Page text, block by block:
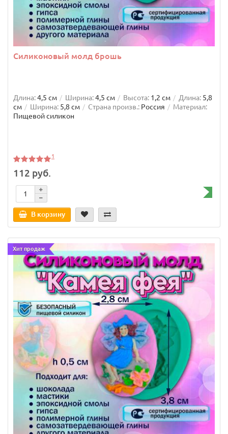
Силиконовый молд брошь
Длина:4,5 см Ширина:4,5 см Высота: 1,2 см Длина: 5,8
см
Ширина: 5,8 см Страна произв.: Россия
Материал:
Пищевой силикон
1
112 руб.
В корзину
Хит продаж